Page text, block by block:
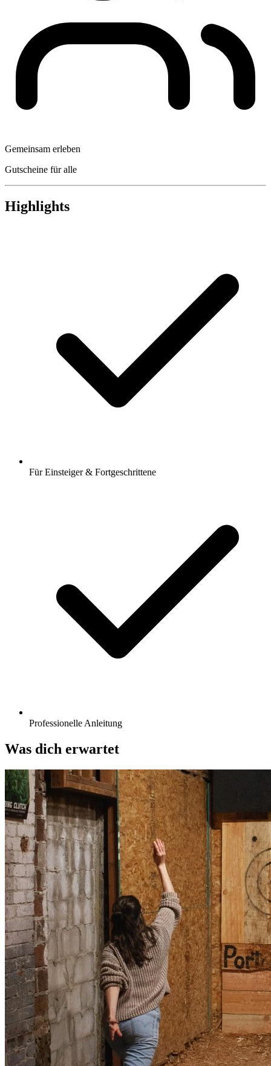
Gemeinsam erleben
Gutscheine für alle
Highlights
Für Einsteiger & Fortgeschrittene
Professionelle Anleitung
Was dich erwartet